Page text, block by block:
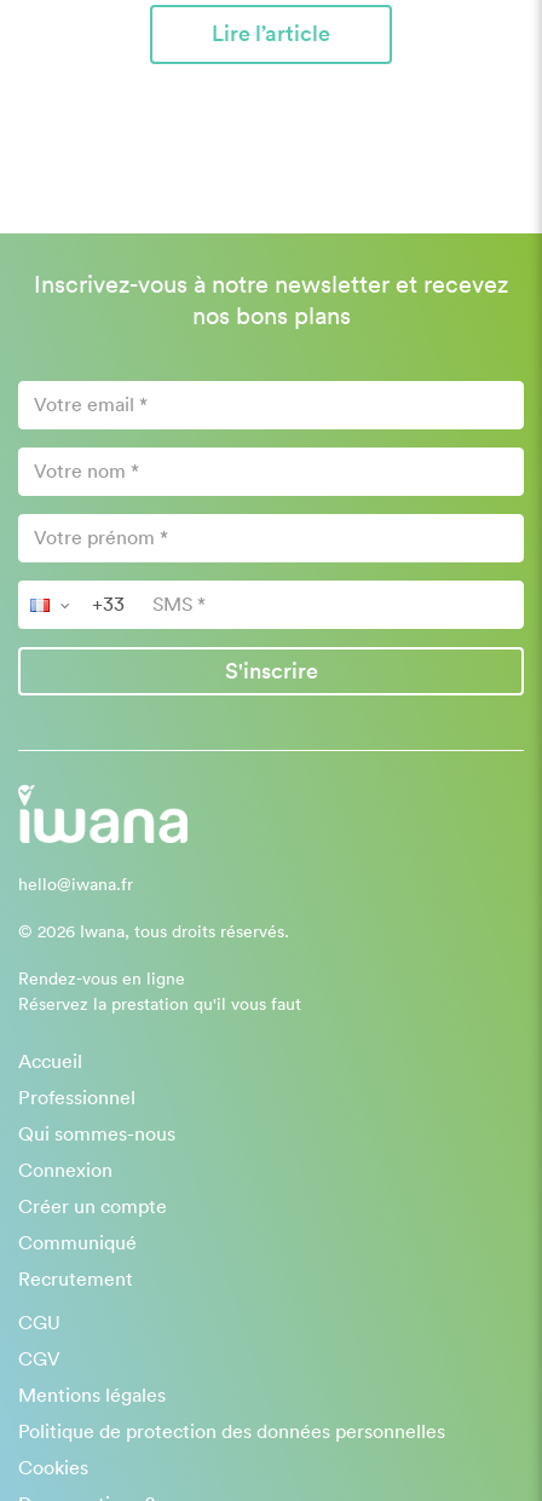
Lire l’article
Inscrivez-vous à notre newsletter et recevez
nos bons plans
S'inscrire
hello@iwana.fr
© 2026 Iwana, tous droits réservés.
Rendez-vous en ligne
Réservez la prestation qu'il vous faut
Accueil
Professionnel
Qui sommes-nous
Connexion
Créer un compte
Communiqué
Recrutement
CGU
CGV
Mentions légales
Politique de protection des données personnelles
Cookies